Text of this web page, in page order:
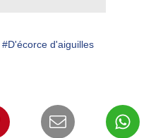
#D'écorce d'aiguilles